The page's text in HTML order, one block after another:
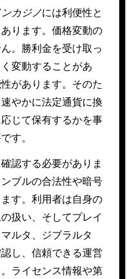
カジノには利便性と
ります。価格変動の
。勝利金を受け取っ
変動することがあ
があります。そのた
やかに法定通貨に換
じて保有するかを事
す。
認する必要がありま
ブルの合法性や暗号
す。利用者は自身の
扱い、そしてプレイ
ルタ、ジブラルタ
し、信頼できる運営
ライセンス情報や第